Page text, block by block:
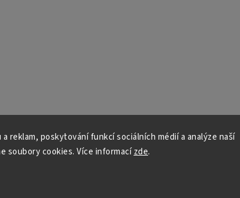
reklam, poskytování funkcí sociálních médií a analýze naší
soubory cookies. Více informacízde.